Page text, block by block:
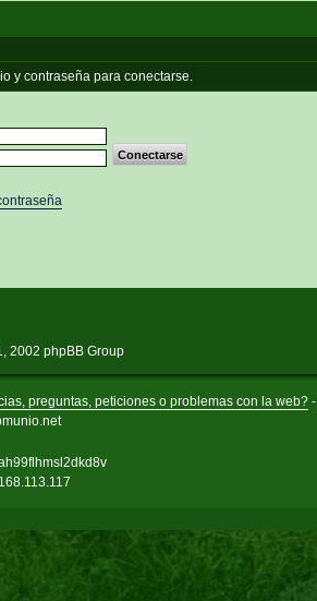
y contraseña para conectarse.
2002 phpBB Group
preguntas, peticiones o problemas con la web?-